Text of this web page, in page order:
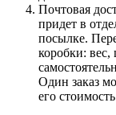
Почтовая
придет в
посылке.
коробки: вес,
Один заказ
его